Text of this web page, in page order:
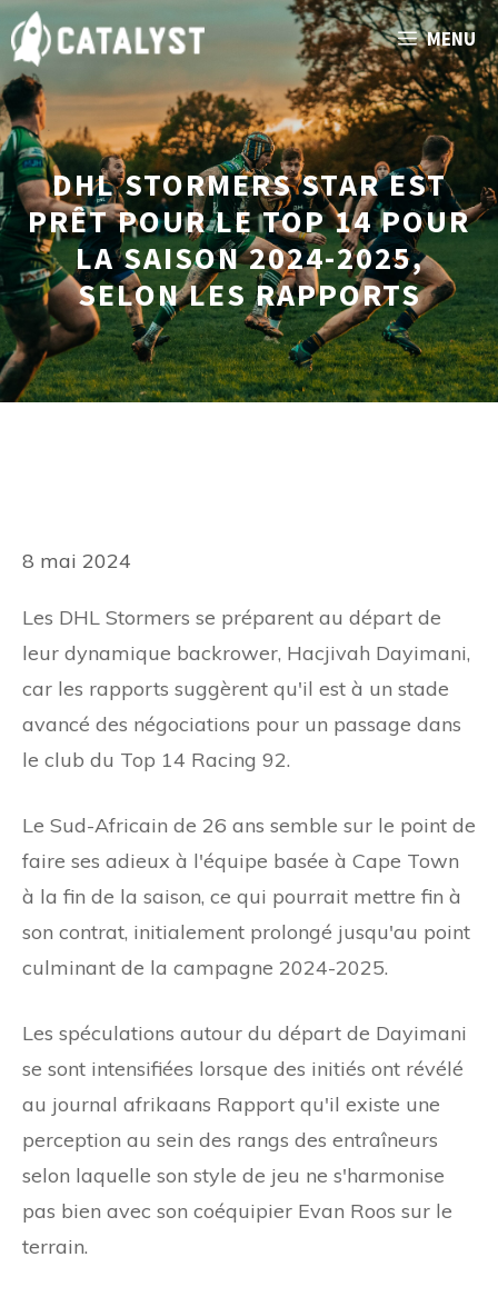
Aller
au
contenu
MENU
DHL STORMERS STAR EST
PRÊT POUR LE TOP 14 POUR
LA SAISON 2024-2025,
SELON LES RAPPORTS
8 mai 2024
Les DHL Stormers se préparent au départ de
leur dynamique backrower, Hacjivah Dayimani,
car les rapports suggèrent qu'il est à un stade
avancé des négociations pour un passage dans
le club du Top 14 Racing 92.
Le Sud-Africain de 26 ans semble sur le point de
faire ses adieux à l'équipe basée à Cape Town
à la fin de la saison, ce qui pourrait mettre fin à
son contrat, initialement prolongé jusqu'au point
culminant de la campagne 2024-2025.
Les spéculations autour du départ de Dayimani
se sont intensifiées lorsque des initiés ont révélé
au journal afrikaans Rapport qu'il existe une
perception au sein des rangs des entraîneurs
selon laquelle son style de jeu ne s'harmonise
pas bien avec son coéquipier Evan Roos sur le
terrain.